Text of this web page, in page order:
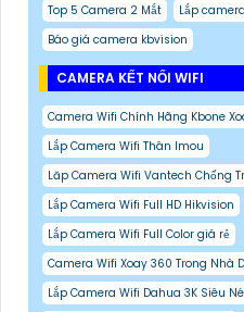
Top 5 Camera 2 Mắt
Lắp
Báo giá camera kbvision
CAMERA KẾT NỐI WIFI
Camera Wifi Chính Hãng Kbone
Lắp Camera Wifi Thân Imou
Lăp Camera Wifi Vantech Chống
Lắp Camera Wifi Full HD Hikvision
Lắp Camera Wifi Full Color giá rẻ
Camera Wifi Xoay 360 Trong Nhà
Lắp Camera Wifi Dahua 3K Siêu